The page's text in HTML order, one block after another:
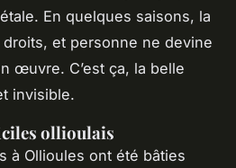
En quelques saisons, la
et personne ne devine
œuvre. C’est ça, la belle
invisible.
ollioulais
à Ollioules ont été bâties